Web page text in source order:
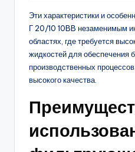
Эти характеристики и
Г 20/10 10BB незаменимым
областях, где требуется
жидкостей для обеспечения
производственных
высокого качества.